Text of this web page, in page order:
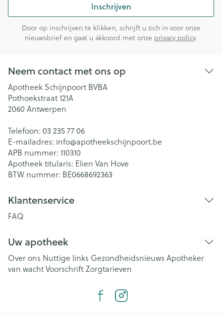
Inschrijven
Door op inschrijven te klikken, schrijft u zich in voor onze
nieuwsbrief en gaat u akkoord met onze privacy policy.
Neem contact met ons op
Apotheek Schijnpoort BVBA
Pothoekstraat 121A
2060 Antwerpen
Telefoon: 03 235 77 06
E-mailadres: info@apotheekschijnpoort.be
APB nummer: 110310
Apotheek titularis: Elien Van Hove
BTW nummer: BE0668692363
Klantenservice
FAQ
Uw apotheek
Over ons Nuttige links Gezondheidsnieuws Apotheker
van wachtVoorschriftZorgtarieven